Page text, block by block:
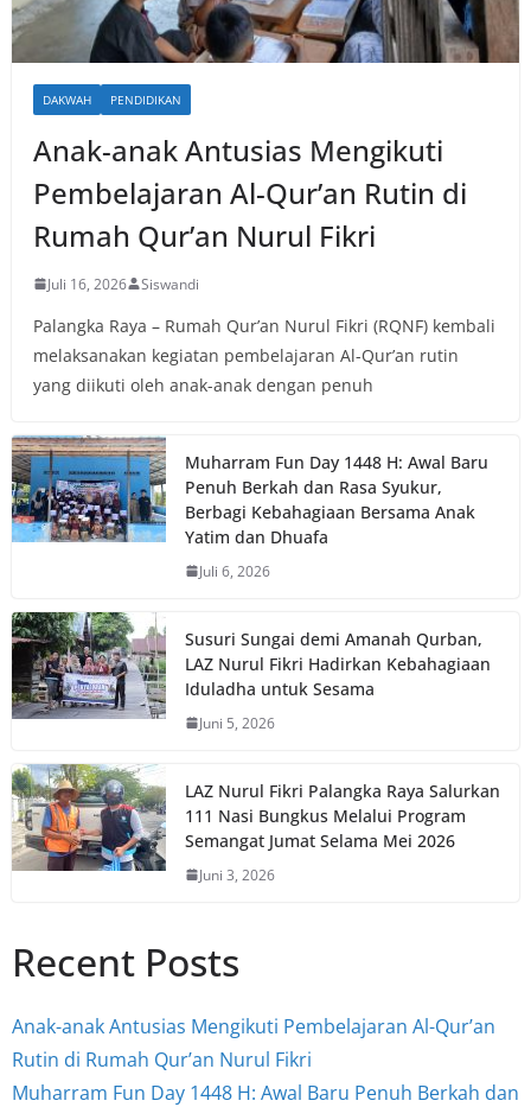
DAKWAH PENDIDIKAN
Anak-anak Antusias Mengikuti
Pembelajaran Al-Qur’an Rutin di
Rumah Qur’an Nurul Fikri
Juli 16, 2026 Siswandi
Palangka Raya – Rumah Qur’an Nurul Fikri (RQNF) kembali
melaksanakan kegiatan pembelajaran Al-Qur’an rutin
yang diikuti oleh anak-anak dengan penuh
Muharram Fun Day 1448 H: Awal Baru
Penuh Berkah dan Rasa Syukur,
Berbagi Kebahagiaan Bersama Anak
Yatim dan Dhuafa
Juli 6, 2026
Susuri Sungai demi Amanah Qurban,
LAZ Nurul Fikri Hadirkan Kebahagiaan
Iduladha untuk Sesama
Juni 5, 2026
LAZ Nurul Fikri Palangka Raya Salurkan
111 Nasi Bungkus Melalui Program
Semangat Jumat Selama Mei 2026
Juni 3, 2026
Recent Posts
Anak-anak Antusias Mengikuti Pembelajaran Al-Qur’an
Rutin di Rumah Qur’an Nurul Fikri
Muharram Fun Day 1448 H: Awal Baru Penuh Berkah dan